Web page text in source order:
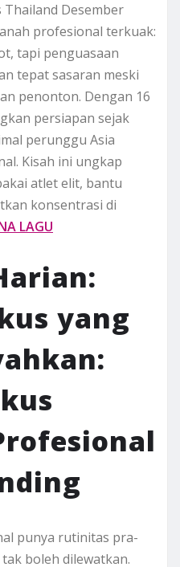
Thailand Desember
profesional terkuak:
tapi penguasaan
tepat sasaran meski
penonton. Dengan 16
persiapan sejak
perunggu Asia
Kisah ini ungkap
atlet elit, bantu
konsentrasi di
LAGU
yang
punya rutinitas pra-
boleh dilewatkan.